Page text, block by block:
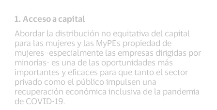
1. Acceso a capital
Abordar la distribución no equitativa del capital
para las mujeres y las MyPEs propiedad de
mujeres -especialmente las empresas dirigidas por
minorías- es una de las oportunidades más
importantes y eficaces para que tanto el sector
privado como el público impulsen una
recuperación económica inclusiva de la pandemia
de COVID-19.